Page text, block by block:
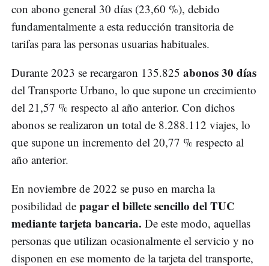
con abono general 30 días (23,60 %), debido
fundamentalmente a esta reducción transitoria de
tarifas para las personas usuarias habituales.
Durante 2023 se recargaron 135.825 abonos 30 días
del Transporte Urbano, lo que supone un crecimiento
del 21,57 % respecto al año anterior. Con dichos
abonos se realizaron un total de 8.288.112 viajes, lo
que supone un incremento del 20,77 % respecto al
año anterior.
En noviembre de 2022 se puso en marcha la
posibilidad de pagar el billete sencillo del TUC
mediante tarjeta bancaria. De este modo, aquellas
personas que utilizan ocasionalmente el servicio y no
disponen en ese momento de la tarjeta del transporte,